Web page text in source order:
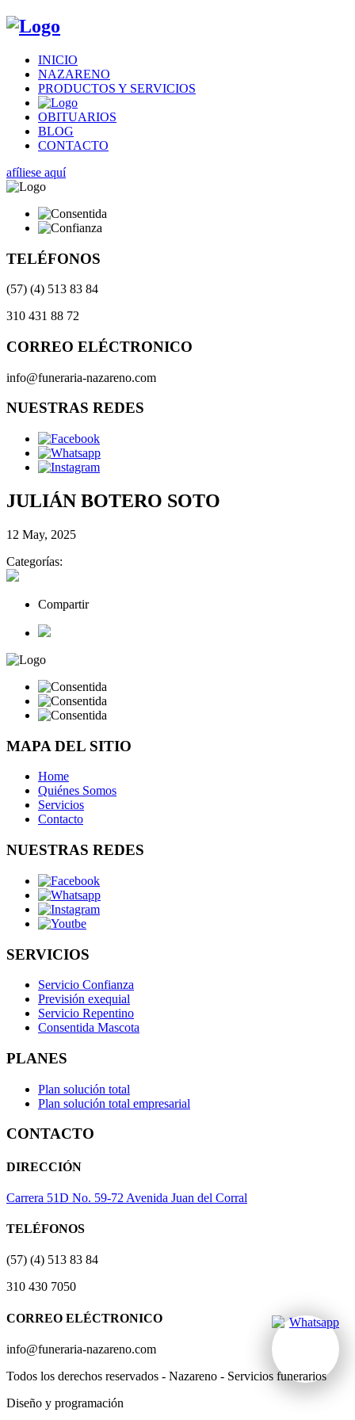
INICIO
NAZARENO
PRODUCTOS Y SERVICIOS
OBITUARIOS
BLOG
CONTACTO
afíliese aquí
TELÉFONOS
(57) (4) 513 83 84
310 431 88 72
CORREO ELÉCTRONICO
info@funeraria-nazareno.com
NUESTRAS REDES
JULIÁN BOTERO SOTO
12 May, 2025
Categorías:
Compartir
MAPA DEL SITIO
Home
Quiénes Somos
Servicios
Contacto
NUESTRAS REDES
SERVICIOS
Servicio Confianza
Previsión exequial
Servicio Repentino
Consentida Mascota
PLANES
Plan solución total
Plan solución total empresarial
CONTACTO
DIRECCIÓN
Carrera 51D No. 59-72 Avenida Juan del Corral
TELÉFONOS
(57) (4) 513 83 84
310 430 7050
CORREO ELÉCTRONICO
info@funeraria-nazareno.com
Todos los derechos reservados - Nazareno - Servicios funerarios
Diseño y programación